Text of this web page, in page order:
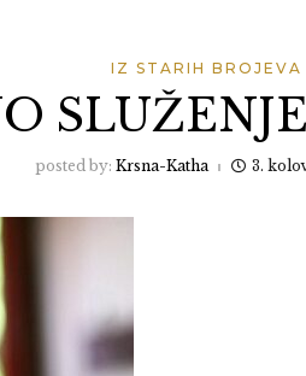
IZ STARIH BROJEVA
posted by: Krsna-Katha 3.